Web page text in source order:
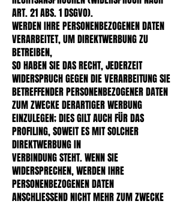
ART. 21 ABS. 1 DSGVO).
WERDEN IHRE PERSONENBEZOGENEN DATEN
VERARBEITET, UM DIREKTWERBUNG ZU
BETREIBEN,
SO HABEN SIE DAS RECHT, JEDERZEIT
WIDERSPRUCH GEGEN DIE VERARBEITUNG SIE
BETREFFENDER PERSONENBEZOGENER DATEN
ZUM ZWECKE DERARTIGER WERBUNG
EINZULEGEN; DIES GILT AUCH FÜR DAS
PROFILING, SOWEIT ES MIT SOLCHER
DIREKTWERBUNG IN
VERBINDUNG STEHT. WENN SIE
WIDERSPRECHEN, WERDEN IHRE
PERSONENBEZOGENEN DATEN
ANSCHLIESSEND NICHT MEHR ZUM ZWECKE